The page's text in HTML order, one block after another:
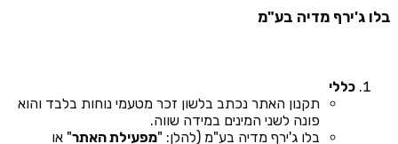
בלו ג'ירף מדיה בע"מ
כללי
תקנון האתר נכתב בלשון זכר מטעמי נוחות בלבד והוא
פונה לשני המינים במידה שווה.
בלו ג'ירף מדיה בע"מ (להלן: "מפעילת האתר" או